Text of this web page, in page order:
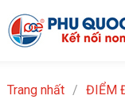
Trang nhất / ĐIỂM